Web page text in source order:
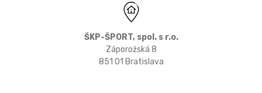
ŠKP-ŠPORT, spol. s r.o.
Záporožská 8
851 01 Bratislava